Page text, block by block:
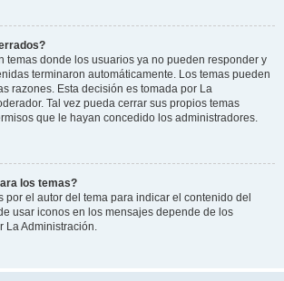
temas donde los usuarios ya no pueden responder y
terminaron automáticamente. Los temas pueden
razones. Esta decisión es tomada por La
Tal vez pueda cerrar sus propios temas
que le hayan concedido los administradores.
los temas?
por el autor del tema para indicar el contenido del
usar iconos en los mensajes depende de los
La Administración.